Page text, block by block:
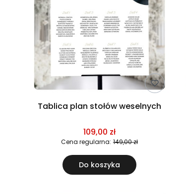
Tablica plan stołów weselnych
109,00 zł
Cena regularna: 149,00 zł
Do koszyka